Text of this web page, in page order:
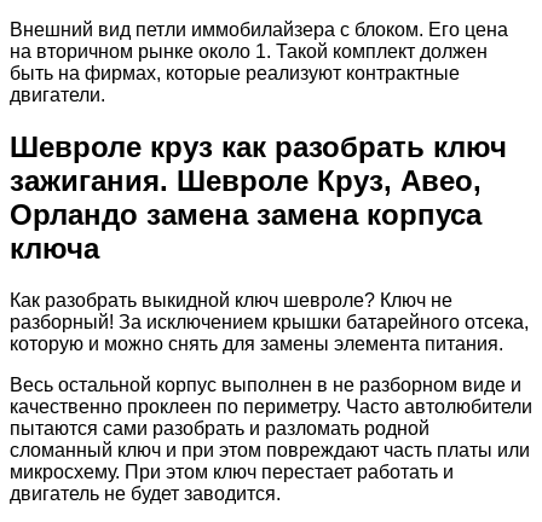
Внешний вид петли иммобилайзера с блоком. Его цена
на вторичном рынке около 1. Такой комплект должен
быть на фирмах, которые реализуют контрактные
двигатели.
Шевроле круз как разобрать ключ
зажигания. Шевроле Круз, Авео,
Орландо замена замена корпуса
ключа
Как разобрать выкидной ключ шевроле? Ключ не
разборный! За исключением крышки батарейного отсека,
которую и можно снять для замены элемента питания.
Весь остальной корпус выполнен в не разборном виде и
качественно проклеен по периметру. Часто автолюбители
пытаются сами разобрать и разломать родной
сломанный ключ и при этом повреждают часть платы или
микросхему. При этом ключ перестает работать и
двигатель не будет заводится.